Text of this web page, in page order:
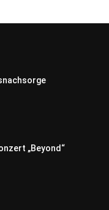
„Beyond“